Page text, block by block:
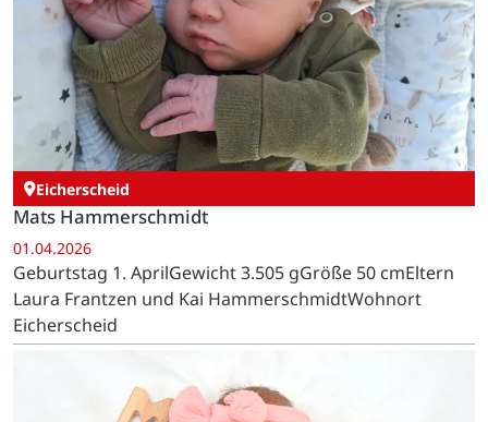
Eicherscheid
Mats Hammerschmidt
01.04.2026
Geburtstag 1. AprilGewicht 3.505 gGröße 50 cmEltern
Laura Frantzen und Kai HammerschmidtWohnort
Eicherscheid